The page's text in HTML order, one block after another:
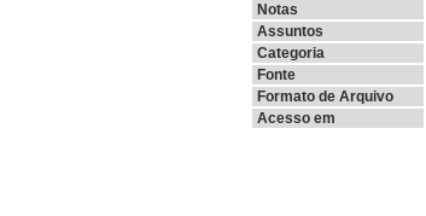
Notas
Assuntos
Categoria
Fonte
Formato de Arquivo
Acesso em